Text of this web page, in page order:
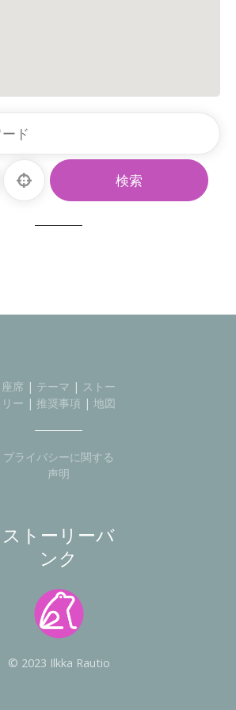
検索
座席 | テーマ | ストー
リー | 推奨事項 | 地図
プライバシーに関する
声明
ストーリーバ
ンク
© 2023 Ilkka Rautio